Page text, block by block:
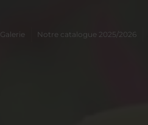
Galerie Notre catalogue 2025/2026